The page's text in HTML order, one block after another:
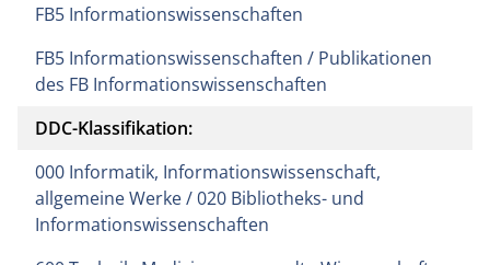
FB5 Informationswissenschaften
FB5 Informationswissenschaften / Publikationen
des FB Informationswissenschaften
DDC-Klassifikation:
000 Informatik, Informationswissenschaft,
allgemeine Werke / 020 Bibliotheks- und
Informationswissenschaften